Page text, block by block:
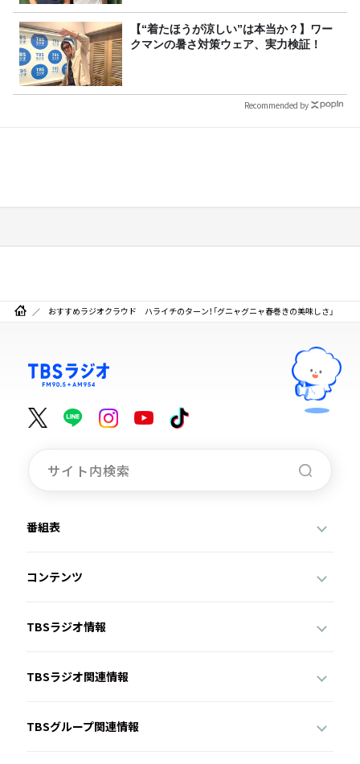
【“着たほうが涼しい”は本当か？】ワー
クマンの暑さ対策ウェア、実力検証！
Recommended by
おすすめラジオクラウド ハライチのターン！「グニャグニャ春巻きの美味しさ」
番組表
コンテンツ
TBSラジオ情報
TBSラジオ関連情報
TBSグループ関連情報